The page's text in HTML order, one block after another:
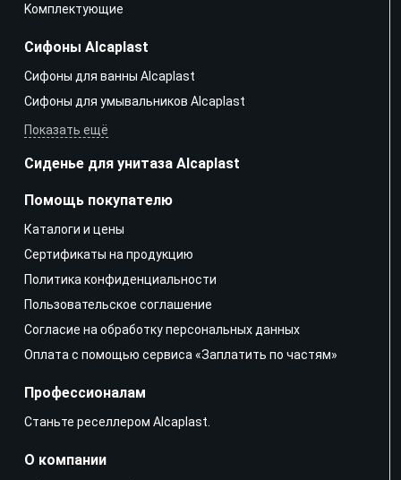
Kомплектующие
Сифоны Alcaplast
Сифоны для ванны Alcaplast
Сифоны для умывальников Alcaplast
Показать ещё
Сиденье для унитаза Alcaplast
Помощь покупателю
Каталоги и цены
Сертификаты на продукцию
Политика конфиденциальности
Пользовательское соглашение
Согласие на обработку персональных данных
Оплата с помощью сервиса «Заплатить по частям»
Профессионалам
Станьте реселлером Alcaplast.
О компании